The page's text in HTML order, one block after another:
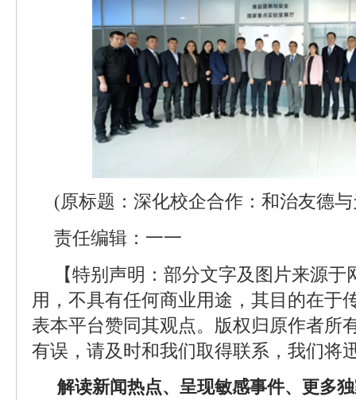
(原标题：深化校企合作：和治友德
责任编辑：一一
【特别声明：部分文字及图片来源
用，不具有任何商业用途，其目的在于
表本平台赞同其观点。版权归原作者所
有误，请及时和我们取得联系，我们将
解读新闻热点、呈现敏感事件、更多